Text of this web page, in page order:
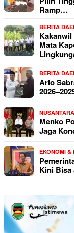
Ramp…
BERITA
Kakanwil
Mata
BERITA
Ario
NUSANTARA
Menko
Jaga
EKONOMI &
Kini Bisa